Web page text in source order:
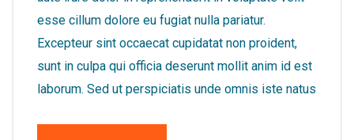
esse cillum dolore eu fugiat nulla pariatur.
Excepteur sint occaecat cupidatat non proident,
sunt in culpa qui officia deserunt mollit anim id est
laborum. Sed ut perspiciatis unde omnis iste natus